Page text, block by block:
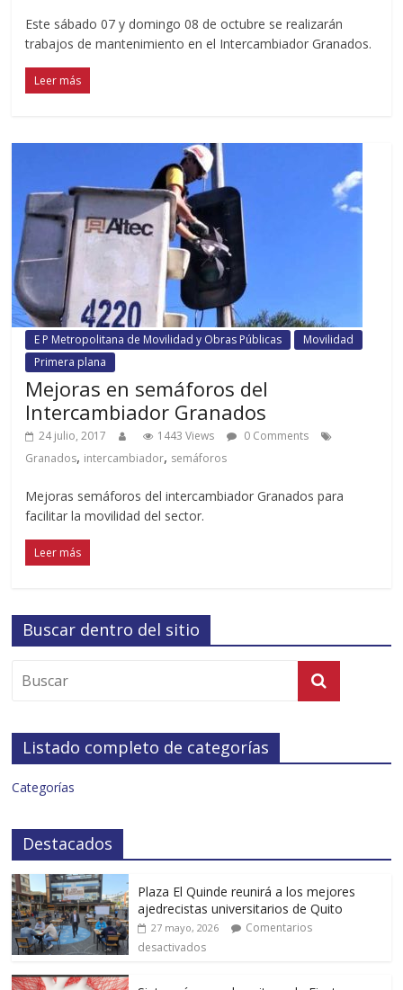
Este sábado 07 y domingo 08 de octubre se realizarán
trabajos de mantenimiento en el Intercambiador Granados.
Leer más
E P Metropolitana de Movilidad y Obras Públicas
Movilidad
Primera plana
Mejoras en semáforos del
Intercambiador Granados
24 julio, 2017 1443 Views
0 Comments
Granados, intercambiador, semáforos
Mejoras semáforos del intercambiador Granados para
facilitar la movilidad del sector.
Leer más
Buscar dentro del sitio
Listado completo de categorías
Categorías
Destacados
Plaza El Quinde reunirá a los mejores
ajedrecistas universitarios de Quito
27 mayo, 2026
Comentarios
desactivados